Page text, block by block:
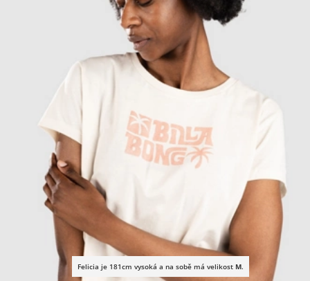
Felicia je 181cm vysoká a na sobě má velikost M.